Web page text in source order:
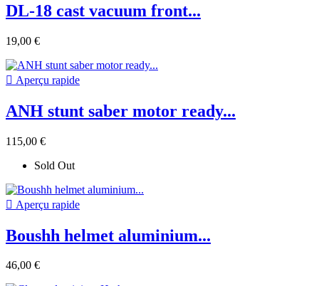
DL-18 cast vacuum front...
19,00 €
 Aperçu rapide
ANH stunt saber motor ready...
115,00 €
Sold Out
 Aperçu rapide
Boushh helmet aluminium...
46,00 €